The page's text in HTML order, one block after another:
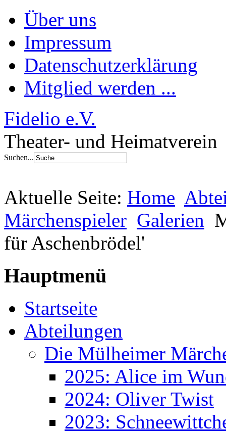
Über uns
Impressum
Datenschutzerklärung
Mitglied werden ...
Fidelio e.V.
Theater- und Heimatverein
Suchen...
Aktuelle Seite: Home
Märchenspieler Galerien
für Aschenbrödel'
Hauptmenü
Startseite
Abteilungen
Die Mülheimer
2025: Alice im
2024: Oliver Twist
2023: